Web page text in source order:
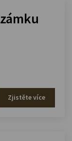
Zjistěte více